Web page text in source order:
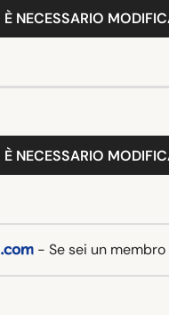
È NECESSARIO
È NECESSARIO
- Se sei un membro